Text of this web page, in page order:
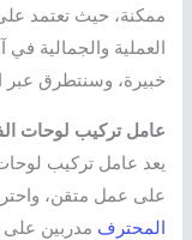
ممكنة، حيث تعتمد
العملية والجمالية
خبيرة، وسنتطرق
عامل تركيب لوحات
يعد عامل تركيب
على عمل متقن،
المحترف مدربين